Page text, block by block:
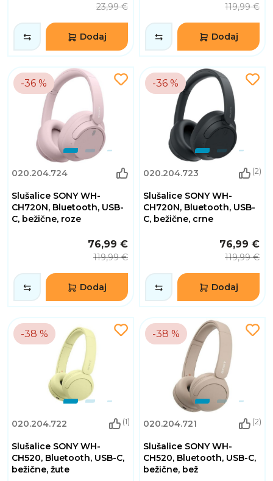
23,99 €
Dodaj
119,99 €
Dodaj
-36 %
020.204.724
Slušalice SONY WH-
CH720N, Bluetooth, USB-
C, bežične, roze
76,99 €
119,99 €
Dodaj
-36 %
020.204.723 (2)
Slušalice SONY WH-
CH720N, Bluetooth, USB-
C, bežične, crne
76,99 €
119,99 €
Dodaj
-38 %
020.204.722 (1)
Slušalice SONY WH-
CH520, Bluetooth, USB-C,
bežične, žute
-38 %
020.204.721 (2)
Slušalice SONY WH-
CH520, Bluetooth, USB-C,
bežične, bež